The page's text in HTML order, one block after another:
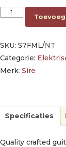
electric guitar S-
SKU: S7FML/NT
Categorie:
Merk: Sire
Specificaties
Quality crafted